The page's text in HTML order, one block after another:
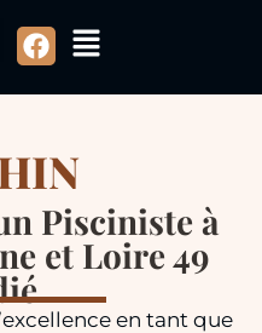
Pisciniste à
et Loire 49
en tant que